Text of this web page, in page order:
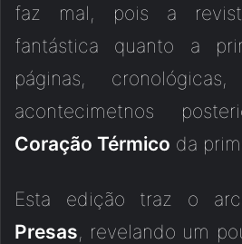
faz mal, pois a
fantástica quanto a
páginas,
acontecimetnos
Coração Térmico da
Esta edição traz o
Presas, revelando um